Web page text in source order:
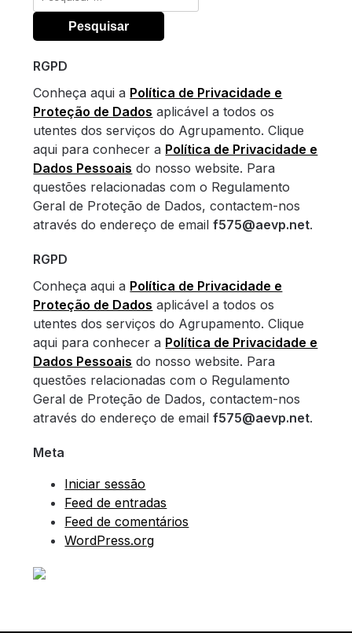
por:
RGPD
Conheça aqui a Política de Privacidade e
Proteção de Dados aplicável a todos os
utentes dos serviços do Agrupamento. Clique
aqui para conhecer a Política de Privacidade e
Dados Pessoais do nosso website. Para
questões relacionadas com o Regulamento
Geral de Proteção de Dados, contactem-nos
através do endereço de emailf575@aevp.net.
RGPD
Conheça aqui a Política de Privacidade e
Proteção de Dados aplicável a todos os
utentes dos serviços do Agrupamento. Clique
aqui para conhecer a Política de Privacidade e
Dados Pessoais do nosso website. Para
questões relacionadas com o Regulamento
Geral de Proteção de Dados, contactem-nos
através do endereço de emailf575@aevp.net.
Meta
Iniciar sessão
Feed de entradas
Feed de comentários
WordPress.org